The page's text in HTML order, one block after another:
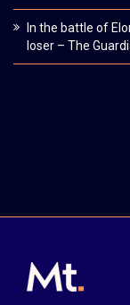
In the battle of
loser – The